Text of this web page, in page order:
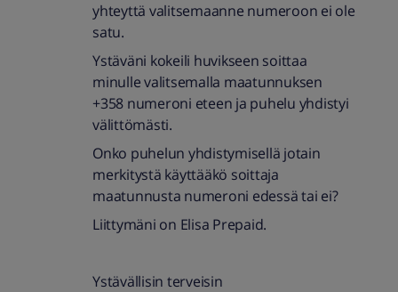
yhteyttä valitsemaanne numeroon ei ole
satu.
Ystäväni kokeili huvikseen soittaa
minulle valitsemalla maatunnuksen
+358 numeroni eteen ja puhelu yhdistyi
välittömästi.
Onko puhelun yhdistymisellä jotain
merkitystä käyttääkö soittaja
maatunnusta numeroni edessä tai ei?
Liittymäni on Elisa Prepaid.
Ystävällisin terveisin